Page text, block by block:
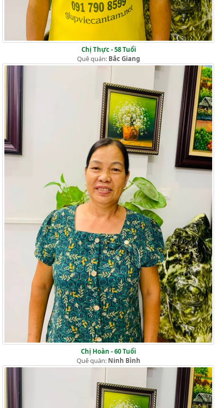
Chị Thực - 58 Tuổi
Quê quán: Bắc Giang
Chị Hoàn - 60 Tuổi
Quê quán: Ninh Bình